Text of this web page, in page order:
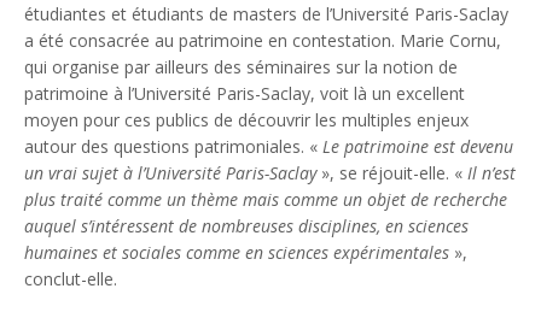
étudiantes et étudiants de masters de l’Université Paris-Saclay
a été consacrée au patrimoine en contestation. Marie Cornu,
qui organise par ailleurs des séminaires sur la notion de
patrimoine à l’Université Paris-Saclay, voit là un excellent
moyen pour ces publics de découvrir les multiples enjeux
autour des questions patrimoniales. « Le patrimoine est devenu
un vrai sujet à l’Université Paris-Saclay», se réjouit-elle. « Il n’est
plus traité comme un thème mais comme un objet de recherche
auquel s’intéressent de nombreuses disciplines, en sciences
humaines et sociales comme en sciences expérimentales »,
conclut-elle.